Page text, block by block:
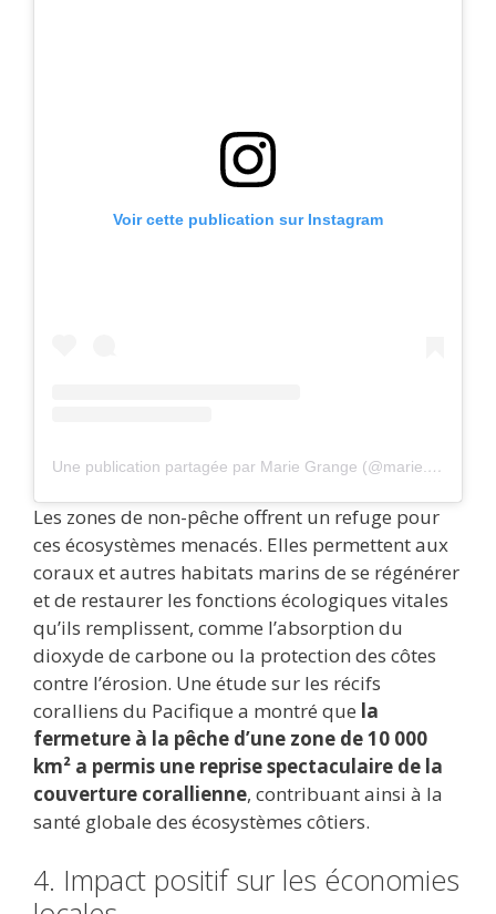
Voir cette publication sur Instagram
Une publication partagée par Marie Grange (@marie.antispeciste)
Les zones de non-pêche offrent un refuge pour
ces écosystèmes menacés. Elles permettent aux
coraux et autres habitats marins de se régénérer
et de restaurer les fonctions écologiques vitales
qu’ils remplissent, comme l’absorption du
dioxyde de carbone ou la protection des côtes
contre l’érosion. Une étude sur les récifs
coralliens du Pacifique a montré que la
fermeture à la pêche d’une zone de 10 000
km² a permis une reprise spectaculaire de la
couverture corallienne, contribuant ainsi à la
santé globale des écosystèmes côtiers.
4. Impact positif sur les économies